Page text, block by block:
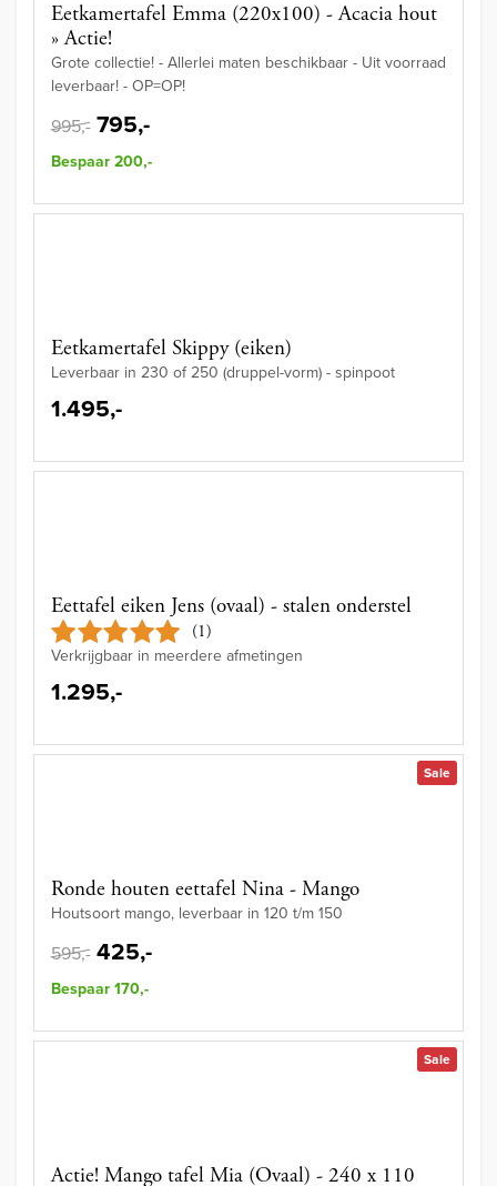
Eetkamertafel Emma (220x100) - Acacia hout
» Actie!
Grote collectie! - Allerlei maten beschikbaar - Uit voorraad
leverbaar! - OP=OP!
995,- 795,-
Bespaar 200,-
Eetkamertafel Skippy (eiken)
Leverbaar in 230 of 250 (druppel-vorm) - spinpoot
1.495,-
Eettafel eiken Jens (ovaal) - stalen onderstel
(1)
Verkrijgbaar in meerdere afmetingen
1.295,-
Sale
Ronde houten eettafel Nina - Mango
Houtsoort mango, leverbaar in 120 t/m 150
595,- 425,-
Bespaar 170,-
Sale
Actie! Mango tafel Mia (Ovaal) - 240 x 110